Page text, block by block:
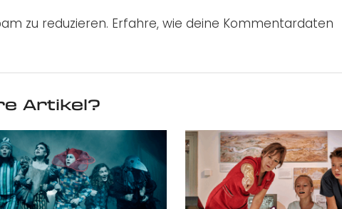
zu reduzieren. Erfahre, wie deine Kommentardaten
Artikel?